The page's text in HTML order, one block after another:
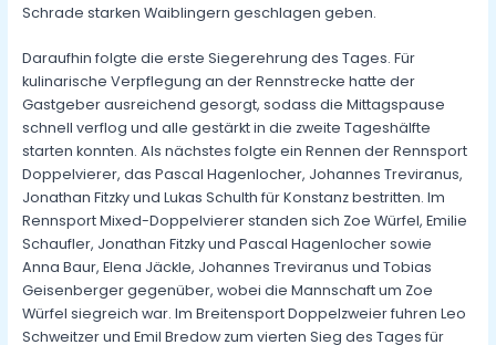
Schrade starken Waiblingern geschlagen geben.
Daraufhin folgte die erste Siegerehrung des Tages. Für
kulinarische Verpflegung an der Rennstrecke hatte der
Gastgeber ausreichend gesorgt, sodass die Mittagspause
schnell verflog und alle gestärkt in die zweite Tageshälfte
starten konnten. Als nächstes folgte ein Rennen der Rennsport
Doppelvierer, das Pascal Hagenlocher, Johannes Treviranus,
Jonathan Fitzky und Lukas Schulth für Konstanz bestritten. Im
Rennsport Mixed-Doppelvierer standen sich Zoe Würfel, Emilie
Schaufler, Jonathan Fitzky und Pascal Hagenlocher sowie
Anna Baur, Elena Jäckle, Johannes Treviranus und Tobias
Geisenberger gegenüber, wobei die Mannschaft um Zoe
Würfel siegreich war. Im Breitensport Doppelzweier fuhren Leo
Schweitzer und Emil Bredow zum vierten Sieg des Tages für